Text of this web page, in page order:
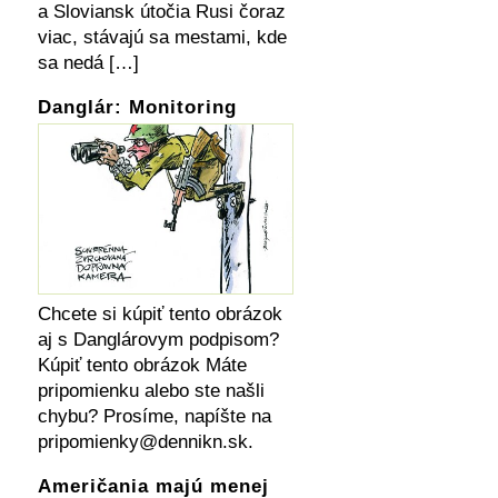
a Sloviansk útočia Rusi čoraz
viac, stávajú sa mestami, kde
sa nedá […]
Danglár: Monitoring
Chcete si kúpiť tento obrázok
aj s Danglárovym podpisom?
Kúpiť tento obrázok Máte
pripomienku alebo ste našli
chybu? Prosíme, napíšte na
pripomienky@dennikn.sk.
Američania majú menej